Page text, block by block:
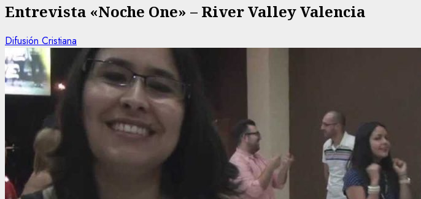
Entrevista «Noche One» – River Valley Valencia
Difusión Cristiana